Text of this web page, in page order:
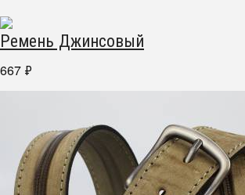
Ремень Джинсовый
667 ₽